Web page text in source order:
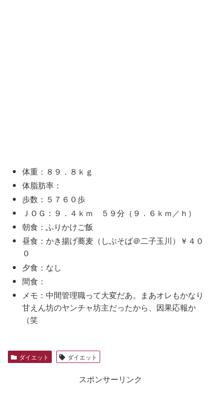
体重：８９．８ｋｇ
体脂肪率：
歩数：５７６０歩
ＪＯＧ：９．４ｋｍ ５９分（９．６ｋｍ／ｈ）
朝食：ふりかけご飯
昼食：かき揚げ蕎麦（しぶそば＠二子玉川）￥４０
０
夕食：なし
間食：
メモ：中間管理職って大変だあ。まあオレもかなり
甘えん坊のヤンチャ坊主だったから、因果応報か
（笑
ダイエット ダイエット
スポンサーリンク